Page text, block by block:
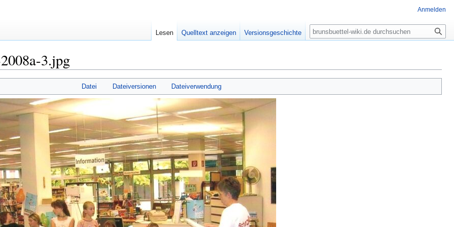
3.jpg
Datei Dateiversionen Dateiverwendung
Anmelden
Lesen Quelltext anzeigen Versionsgeschichte
Suche